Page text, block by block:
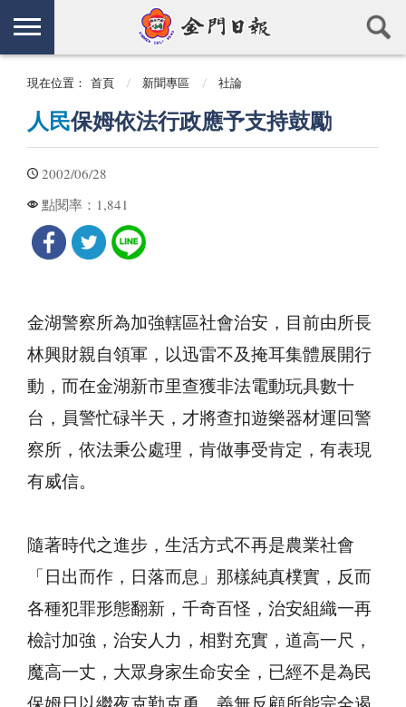
現在位置： 首頁 新聞專區 社論
人民保姆依法行政應予支持鼓勵
2002/06/28
點閱率： 1,841
金湖警察所為加強轄區社會治安，目前由所長
林興財親自領軍，以迅雷不及掩耳集體展開行
動，而在金湖新市里查獲非法電動玩具數十
台，員警忙碌半天，才將查扣遊樂器材運回警
察所，依法秉公處理，肯做事受肯定，有表現
有威信。
隨著時代之進步，生活方式不再是農業社會
「日出而作，日落而息」那樣純真樸實，反而
各種犯罪形態翻新，千奇百怪，治安組織一再
檢討加強，治安人力，相對充實，道高一尺，
魔高一丈，大眾身家生命安全，已經不是為民